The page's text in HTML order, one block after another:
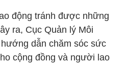
động tránh được những
ra, Cục Quản lý Môi
dẫn chăm sóc sức
cộng đồng và người lao